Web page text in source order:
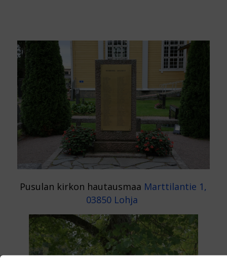
Pusulan kirkon hautausmaa Marttilantie 1,
03850 Lohja